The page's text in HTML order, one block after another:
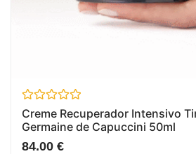
Avaliação
0
de
5
Creme Recuperador Intensivo
Germaine de Capuccini 50ml
84.00 €